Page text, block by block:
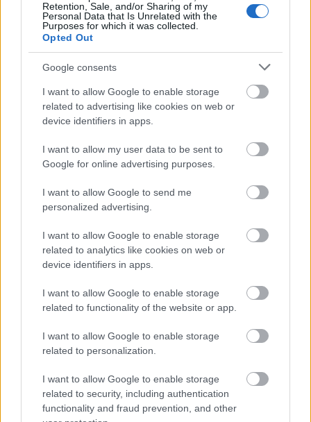
Retention, Sale, and/or Sharing of my
Personal Data that Is Unrelated with the
Purposes for which it was collected.
Opted Out
Google consents
I want to allow Google to enable storage
related to advertising like cookies on web or
device identifiers in apps.
I want to allow my user data to be sent to
Google for online advertising purposes.
I want to allow Google to send me
personalized advertising.
I want to allow Google to enable storage
related to analytics like cookies on web or
device identifiers in apps.
I want to allow Google to enable storage
related to functionality of the website or app.
I want to allow Google to enable storage
related to personalization.
I want to allow Google to enable storage
related to security, including authentication
functionality and fraud prevention, and other
Ski Classics
teamleder i Ski Classics
INGEBORG SCHEVE 30.03.2025
Sjefen i det svenske topplaget Team Eksjöhus Espen Träldal får
prisen «Best Pro Team Director» for Ski Classics Season XVI, og